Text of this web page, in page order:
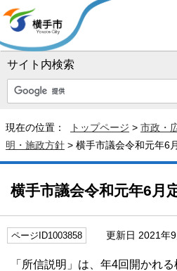
サイト内検索
現在の位置： トップページ > 市政・
明・施政方針 > 横手市議会令和元年6
横手市議会令和元年6月
ページID1003858 更新日 2021年9
「所信説明」は、年4回開かれ